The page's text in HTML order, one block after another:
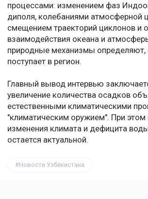
процессами: изменением фаз
диполя, колебаниями атмосферной
смещением траекторий циклонов и
взаимодействия океана и
природные механизмы определяют,
поступает в регион.
Главный вывод интервью
увеличение количества осадков
естественными климатическими
"климатическим оружием". При
изменения климата и дефицита
остается актуальной.
Новости Узбекистана